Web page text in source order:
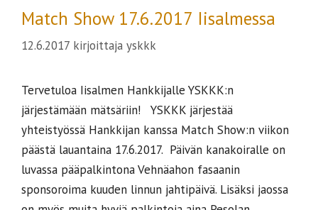
Match Show 17.6.2017 Iisalmessa
12.6.2017 kirjoittaja yskkk
Tervetuloa Iisalmen Hankkijalle YSKKK:n
järjestämään mätsäriin! YSKKK järjestää
yhteistyössä Hankkijan kanssa Match Show:n viikon
päästä lauantaina 17.6.2017. Päivän kanakoiralle on
luvassa pääpalkintona Vehnäahon fasaanin
sponsoroima kuuden linnun jahtipäivä. Lisäksi jaossa